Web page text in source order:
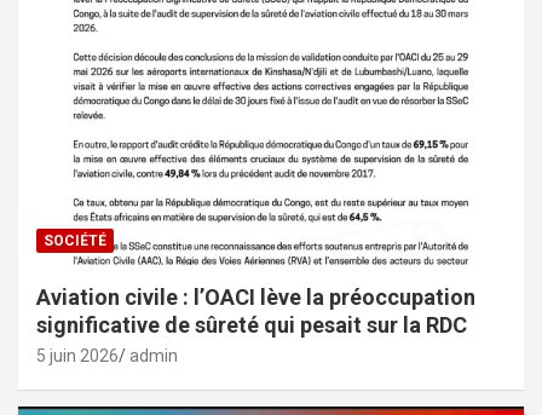
SOCIÉTÉ
Aviation civile : l’OACI lève la préoccupation
significative de sûreté qui pesait sur la RDC
5 juin 2026 admin